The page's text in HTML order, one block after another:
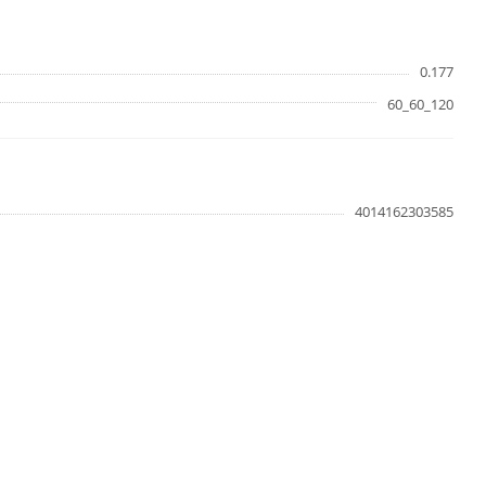
0.177
60_60_120
4014162303585